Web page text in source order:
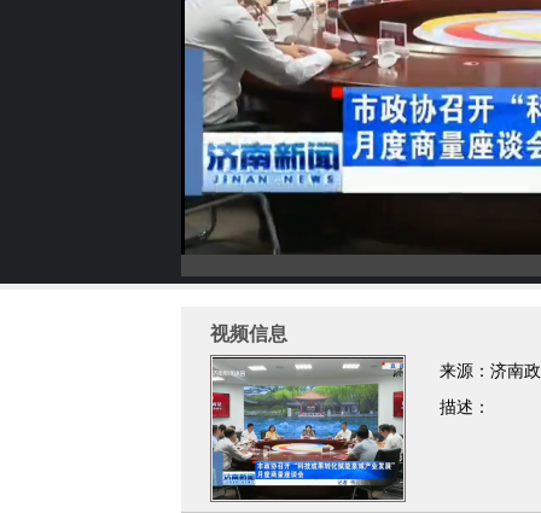
视频信息
来源：济南
描述：